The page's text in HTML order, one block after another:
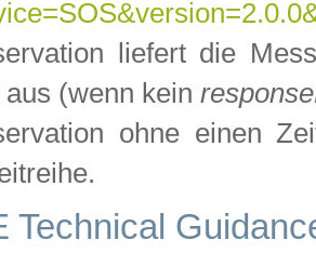
liefert die
(wenn kein
ohne einen
Technical